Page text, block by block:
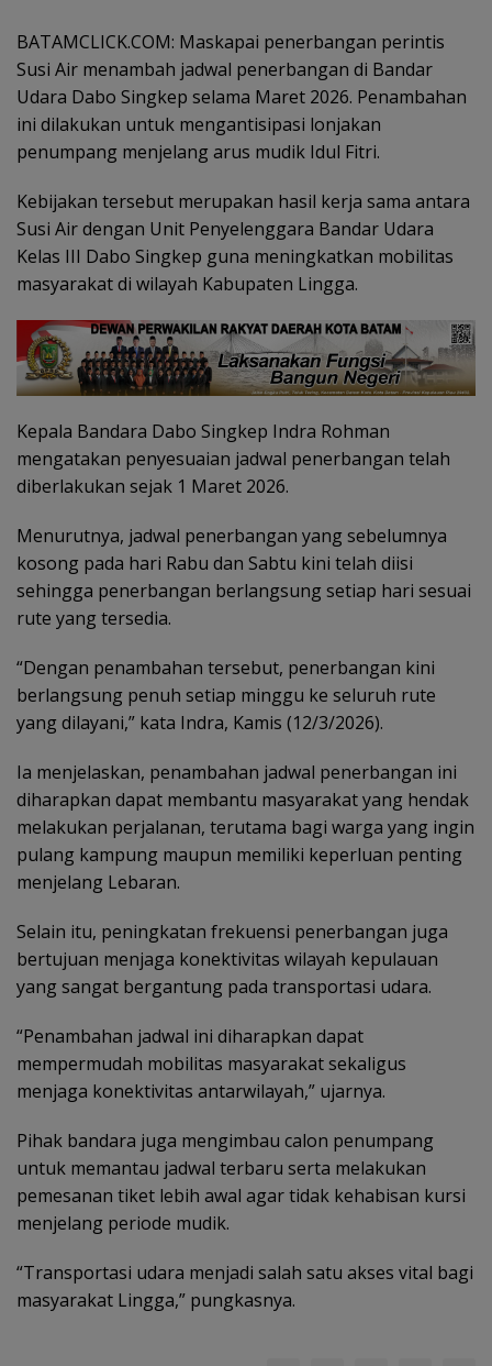
BATAMCLICK.COM: Maskapai penerbangan perintis
Susi Air menambah jadwal penerbangan di Bandar
Udara Dabo Singkep selama Maret 2026. Penambahan
ini dilakukan untuk mengantisipasi lonjakan
penumpang menjelang arus mudik Idul Fitri.
Kebijakan tersebut merupakan hasil kerja sama antara
Susi Air dengan Unit Penyelenggara Bandar Udara
Kelas III Dabo Singkep guna meningkatkan mobilitas
masyarakat di wilayah Kabupaten Lingga.
Kepala Bandara Dabo Singkep Indra Rohman
mengatakan penyesuaian jadwal penerbangan telah
diberlakukan sejak 1 Maret 2026.
Menurutnya, jadwal penerbangan yang sebelumnya
kosong pada hari Rabu dan Sabtu kini telah diisi
sehingga penerbangan berlangsung setiap hari sesuai
rute yang tersedia.
“Dengan penambahan tersebut, penerbangan kini
berlangsung penuh setiap minggu ke seluruh rute
yang dilayani,” kata Indra, Kamis (12/3/2026).
Ia menjelaskan, penambahan jadwal penerbangan ini
diharapkan dapat membantu masyarakat yang hendak
melakukan perjalanan, terutama bagi warga yang ingin
pulang kampung maupun memiliki keperluan penting
menjelang Lebaran.
Selain itu, peningkatan frekuensi penerbangan juga
bertujuan menjaga konektivitas wilayah kepulauan
yang sangat bergantung pada transportasi udara.
“Penambahan jadwal ini diharapkan dapat
mempermudah mobilitas masyarakat sekaligus
menjaga konektivitas antarwilayah,” ujarnya.
Pihak bandara juga mengimbau calon penumpang
untuk memantau jadwal terbaru serta melakukan
pemesanan tiket lebih awal agar tidak kehabisan kursi
menjelang periode mudik.
“Transportasi udara menjadi salah satu akses vital bagi
masyarakat Lingga,” pungkasnya.